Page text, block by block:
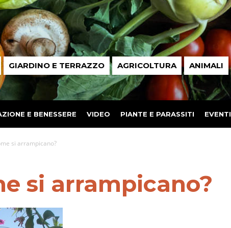
GIARDINO E TERRAZZO AGRICOLTURA ANIMALI
E BENESSERE VIDEO PIANTE E PARASSITI EVENTI
si arrampicano?
si arrampicano?